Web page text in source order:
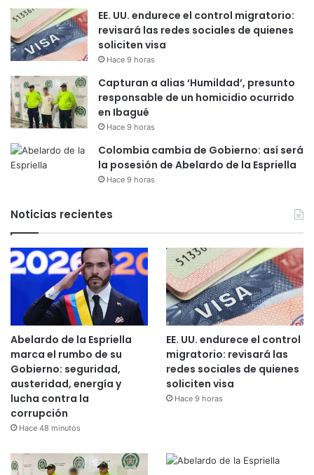
EE. UU. endurece el control migratorio:
revisará las redes sociales de quienes
soliciten visa
Hace 9 horas
Capturan a alias ‘Humildad’, presunto
responsable de un homicidio ocurrido
en Ibagué
Hace 9 horas
Colombia cambia de Gobierno: así será
la posesión de Abelardo de la Espriella
Hace 9 horas
Noticias recientes
Abelardo de la Espriella
marca el rumbo de su
Gobierno: seguridad,
austeridad, energía y
lucha contra la
corrupción
Hace 48 minutos
EE. UU. endurece el control
migratorio: revisará las
redes sociales de quienes
soliciten visa
Hace 9 horas